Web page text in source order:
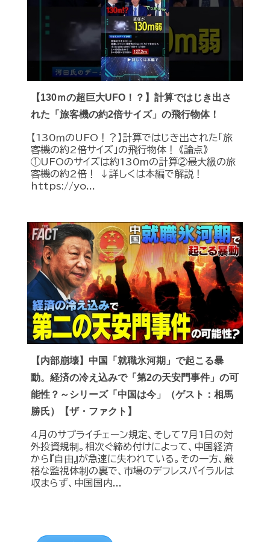
【130ｍの超巨大UFO！？】計算ではじき出さ
れた「旅客機の約2倍サイズ」の飛行物体！
【130ｍのUFO！？】計算ではじき出された「旅
客機の約2倍サイズ」の飛行物体！ 《論点》
①UFOのサイズは約130ｍの計算②最大級の旅
客機の約2倍！ ↓詳しくは本編で解説！
https://yo...
【内部崩壊】中国「就職氷河期」で起こる暴
動。経済の冷え込みで「第2の天安門事件」の可
能性？～シリーズ「中国は今」（ゲスト：相馬
勝氏）【ザ・ファクト】
4月のサプライチェーン規定、そして7月1日の対
外投資規制。相次ぐ締め付けによって、中国経済
から『自由』が急速に失われている。その一方、厳
格な監視体制の裏で、市場のデフレスパイラルは
収まらず、中国国内...